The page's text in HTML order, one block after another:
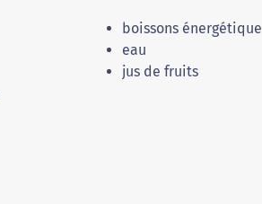
boissons énergétique
eau
jus de fruits